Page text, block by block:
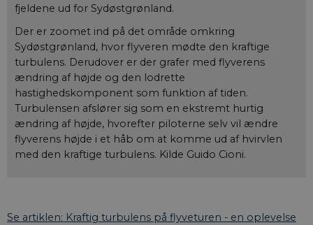
fjeldene ud for Sydøstgrønland.
Der er zoomet ind på det område omkring
Sydøstgrønland, hvor flyveren mødte den kraftige
turbulens. Derudover er der grafer med flyverens
ændring af højde og den lodrette
hastighedskomponent som funktion af tiden.
Turbulensen afslører sig som en ekstremt hurtig
ændring af højde, hvorefter piloterne selv vil ændre
flyverens højde i et håb om at komme ud af hvirvlen
med den kraftige turbulens. Kilde Guido Cioni.
Se artiklen: Kraftig turbulens på flyveturen - en oplevelse